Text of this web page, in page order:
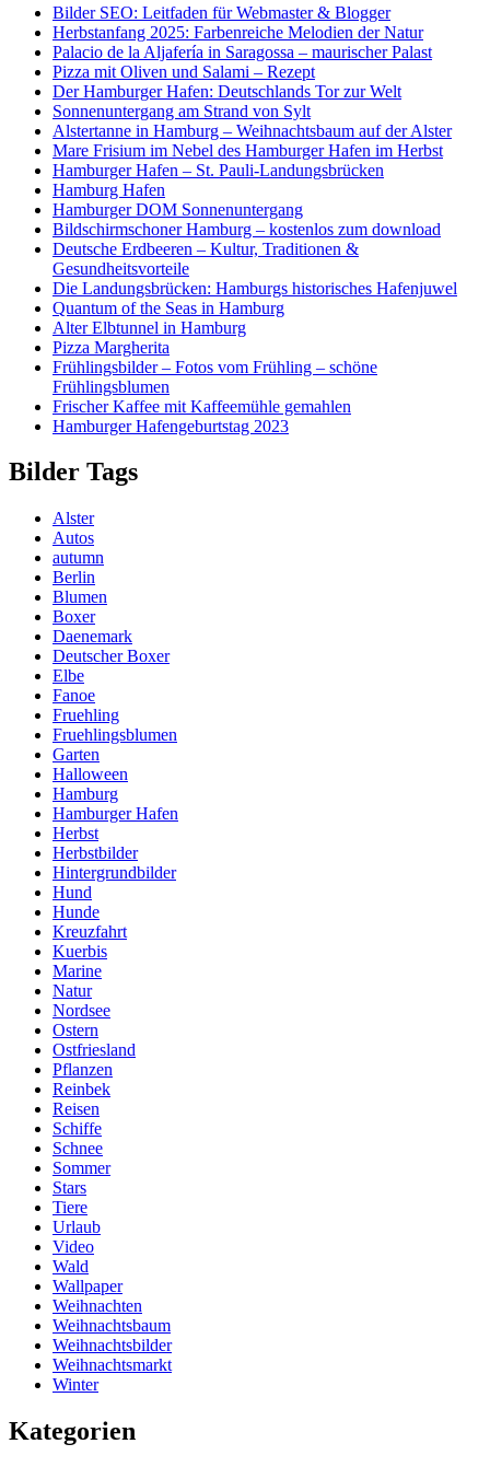
Bilder SEO: Leitfaden für Webmaster & Blogger
Herbstanfang 2025: Farbenreiche Melodien der Natur
Palacio de la Aljafería in Saragossa – maurischer Palast
Pizza mit Oliven und Salami – Rezept
Der Hamburger Hafen: Deutschlands Tor zur Welt
Sonnenuntergang am Strand von Sylt
Alstertanne in Hamburg – Weihnachtsbaum auf der Alster
Mare Frisium im Nebel des Hamburger Hafen im Herbst
Hamburger Hafen – St. Pauli-Landungsbrücken
Hamburg Hafen
Hamburger DOM Sonnenuntergang
Bildschirmschoner Hamburg – kostenlos zum download
Deutsche Erdbeeren – Kultur, Traditionen &
Gesundheitsvorteile
Die Landungsbrücken: Hamburgs historisches Hafenjuwel
Quantum of the Seas in Hamburg
Alter Elbtunnel in Hamburg
Pizza Margherita
Frühlingsbilder – Fotos vom Frühling – schöne
Frühlingsblumen
Frischer Kaffee mit Kaffeemühle gemahlen
Hamburger Hafengeburtstag 2023
Bilder Tags
Alster
Autos
autumn
Berlin
Blumen
Boxer
Daenemark
Deutscher Boxer
Elbe
Fanoe
Fruehling
Fruehlingsblumen
Garten
Halloween
Hamburg
Hamburger Hafen
Herbst
Herbstbilder
Hintergrundbilder
Hund
Hunde
Kreuzfahrt
Kuerbis
Marine
Natur
Nordsee
Ostern
Ostfriesland
Pflanzen
Reinbek
Reisen
Schiffe
Schnee
Sommer
Stars
Tiere
Urlaub
Video
Wald
Wallpaper
Weihnachten
Weihnachtsbaum
Weihnachtsbilder
Weihnachtsmarkt
Winter
Kategorien